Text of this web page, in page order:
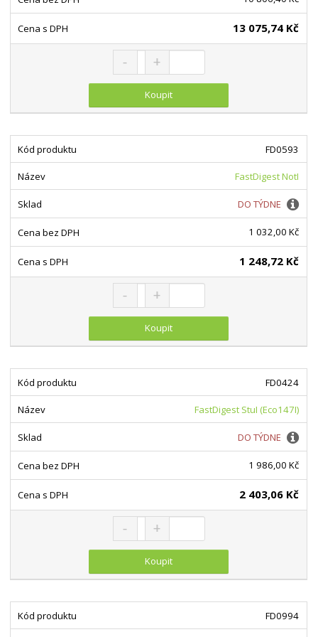
13 075,74 Kč
Změnit početNavýšit množství
Snížit množství
Koupit
FD0593
FastDigest NotI
DO TÝDNE
1 032,00 Kč
1 248,72 Kč
Změnit početNavýšit množství
Snížit množství
Koupit
FD0424
FastDigest StuI (Eco147I)
DO TÝDNE
1 986,00 Kč
2 403,06 Kč
Změnit početNavýšit množství
Snížit množství
Koupit
FD0994